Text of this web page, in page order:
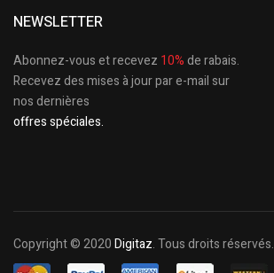
NEWSLETTER
Abonnez-vous et recevez 10%de rabais.
Recevez des mises à jour par e-mail sur
nos dernières
offres spéciales.
Copyright © 2020Digitaz. Tous droits réservés.